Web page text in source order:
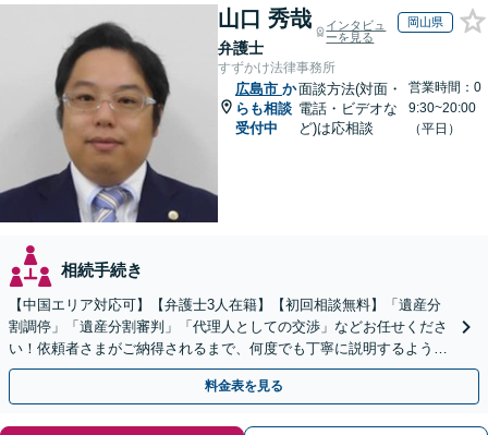
山口 秀哉
弁護士
インタビュ
ーを見る
岡山県
すずかけ法律事務所
広島市 か
らも相談
受付中
面談方法(対面・
電話・ビデオな
ど)は応相談
営業時間：0
9:30~20:00
（平日）
相続手続き
【中国エリア対応可】【弁護士3人在籍】【初回相談無料】「遺産分
割調停」「遺産分割審判」「代理人としての交渉」などお任せくださ
い！依頼者さまがご納得されるまで、何度でも丁寧に説明するよう心
掛けています【土日祝／夜間対応可】【当日／電話相談可】
料金表を見る